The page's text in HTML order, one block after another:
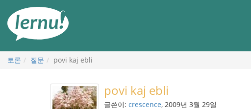
토론 질문 povi kaj ebli
povi kaj ebli
글쓴이: crescence, 2009년 3월 29일